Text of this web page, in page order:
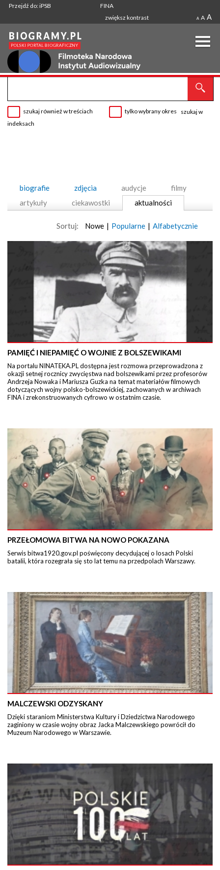
Przejdź do: iPSB
FINA
zwiększ kontrast
A A A
szukaj również w treściach tylko wybrany okres
szukaj w
indeksach
biografie zdjęcia audycje
filmy
artykuły
ciekawostki aktualności
Sortuj: Nowe | Popularne | Alfabetycznie
PAMIĘĆ I NIEPAMIĘĆ O WOJNIE Z BOLSZEWIKAMI
Na portalu NINATEKA.PL dostępna jest rozmowa przeprowadzona z
okazji setnej rocznicy zwycięstwa nad bolszewikami przez profesorów
Andrzeja Nowaka i Mariusza Guzka na temat materiałów filmowych
dotyczących wojny polsko-bolszewickiej, zachowanych w archiwach
FINA i zrekonstruowanych cyfrowo w ostatnim czasie.
PRZEŁOMOWA BITWA NA NOWO POKAZANA
Serwis bitwa1920.gov.pl poświęcony decydującej o losach Polski
batalii, która rozegrała się sto lat temu na przedpolach Warszawy.
MALCZEWSKI ODZYSKANY
Dzięki staraniom Ministerstwa Kultury i Dziedzictwa Narodowego
zaginiony w czasie wojny obraz Jacka Malczewskiego powrócił do
Muzeum Narodowego w Warszawie.